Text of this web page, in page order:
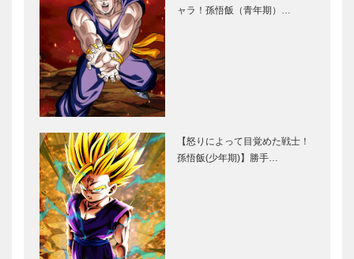
ャラ！孫悟飯（青年期）…
【怒りによって目覚めた戦士！
孫悟飯(少年期)】勝手…